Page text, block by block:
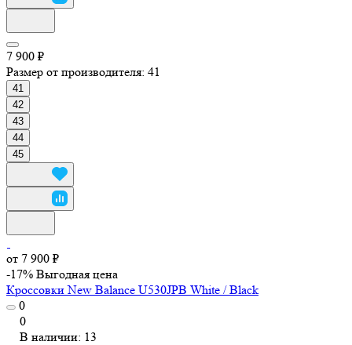
7 900 ₽
Размер от производителя: 41
41
42
43
44
45
от 7 900 ₽
-17% Выгодная цена
Кроссовки New Balance U530JPB White / Black
0
0
В наличии: 13